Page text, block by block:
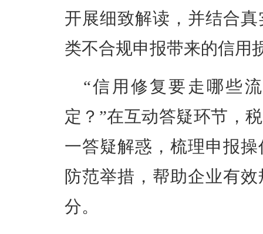
开展细致解读 ，并结合
类不合规申报带来的信用
“信用修复要走哪些
定？”在互动答疑环节，
一答疑解惑，梳理申报
防范举措，帮助企业有
分。